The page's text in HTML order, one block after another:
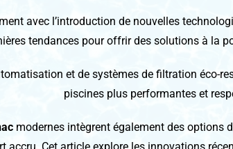
avec l’introduction de nouvelles
tendances pour offrir des solutions à la
et de systèmes de filtration éco-
piscines plus performantes et
modernes intègrent également des options